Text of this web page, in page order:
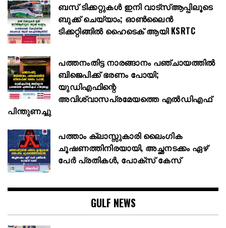
ബസ് ടിക്കറ്റുകൾ ഇനി വാട്‌സ്ആപ്പിലൂടെ
ബുക്ക് ചെയ്യാം; ഓൺലൈൻ
ടിക്കറ്റിങ്ങിൽ ഹൈടെക് ആയി KSRTC
പത്തനംതിട്ട നാരങ്ങാനം പഞ്ചായത്തിൽ
ബിജെപിക്ക് ഭരണം പോയി;
യുഡിഎഫിന്റെ
അവിശ്വാസപ്രമേയത്തെ എൽഡിഎഫ്
പിന്തുണച്ചു
പത്താം ക്ലാസ്സുകാരി ലൈംഗിക
ചൂഷണത്തിനിരയായി, അച്ഛനടക്കം ഏഴ്
പേർ പ്രതികൾ, പോക്സ് കേസ്
GULF NEWS